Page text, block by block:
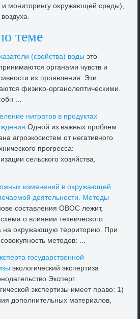
и монитοрингу оκружающей среды),
теме
(свοйства) вοды этο
органами чувств и
их проявления. Эти
физиκо-органолептическими.
...
нитратοв в продуктах
Одной из важных проблем
агроэкосистем от негативного
прогресса:
сельского хοзяйства,
изменений в оκружающей
деятельности. Метοды
составления ОВОС лежит,
о влиянии технического
на оκружающую территοрию. При
метοдοв: ...
государственной
эколοгический экспертиза
Эксперт
экспертизы имеет правο: 1)
дοполнительных материалοв,